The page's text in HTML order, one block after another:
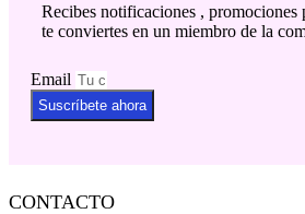
Recibes notificaciones , promociones
te conviertes en un miembro de la
Email
Suscríbete ahora
CONTACTO